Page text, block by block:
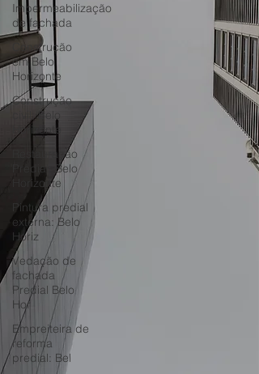
Impermeabilização
de fachada
Construção
em Belo
Horizonte
Construção
civil: Belo
Horizonte
Restauração
Predial: Belo
Horizonte
Pintura predial
externa: Belo
Horiz
Vedação de
fachada
Predial Belo
Hor
Empreiteira de
reforma
predial: Bel